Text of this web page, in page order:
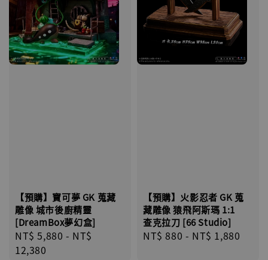
【預購】寶可夢 GK 蒐藏
雕像 城市後廚精靈
[DreamBox夢幻盒]
Regular
price
NT$ 5,880 - NT$
12,380
【預購】火影忍者 GK 蒐
藏雕像 猿飛阿斯瑪 1:1
查克拉刀 [66 Studio]
Regular
NT$ 880 - NT$ 1,880